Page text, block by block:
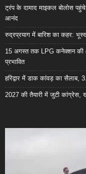
ट्रंप के दामाद माइकल बोलोस
आनंद
रुद्रप्रयाग में बारिश का कहर:
15 अगस्त तक LPG कनेक्शन की
प्रभावित
हरिद्वार में डाक कांवड़ का
2027 की तैयारी में जुटी